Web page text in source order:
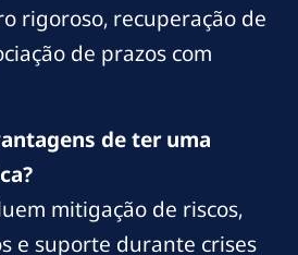
rigoroso, recuperação de
de prazos com
de ter uma
mitigação de riscos,
e suporte durante crises